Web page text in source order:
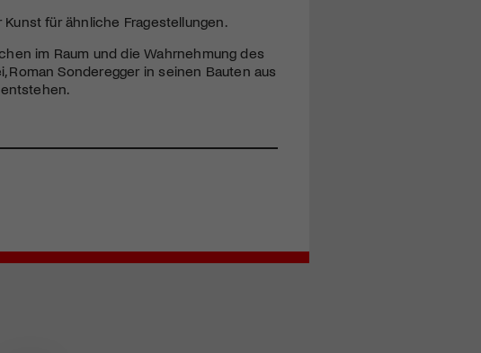
für ähnliche Fragestellungen.
im Raum und die Wahrnehmung des
Roman Sonderegger in seinen Bauten aus